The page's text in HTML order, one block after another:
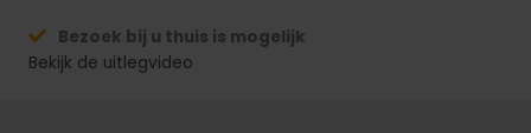
Bezoek bij u thuis is mogelijk
Bekijk de uitlegvideo